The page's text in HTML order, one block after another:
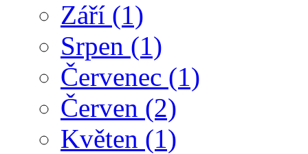
Září (1)
Srpen (1)
Červenec (1)
Červen (2)
Květen (1)